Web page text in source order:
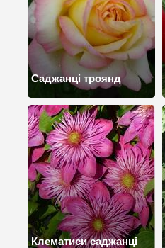
Саджанці троянд
Клематиси саджанці